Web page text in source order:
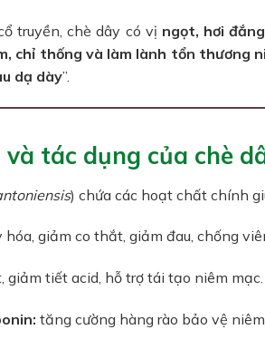
truyền, chè dây có vị ngọt, hơi
chỉ thống và làm lành tổn thương
dạ dày”.
tác dụng của chè
) chứa các hoạt chất chính
hóa, giảm co thắt, giảm đau, chống
giảm tiết acid, hỗ trợ tái tạo niêm mạc.
tăng cường hàng rào bảo vệ